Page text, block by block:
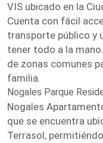
VIS ubicado en la
Cuenta con fácil
transporte público y
tener todo a la
de zonas comunes
familia.
Nogales Parque
Nogales
que se encuentra
Terrasol,